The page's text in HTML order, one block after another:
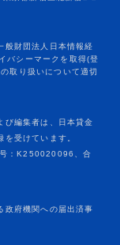
び編集者は、日本貸金
受けています。
：K250020096、合
政府機関への届出済事